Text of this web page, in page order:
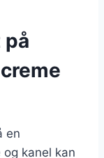
en
kanel kan